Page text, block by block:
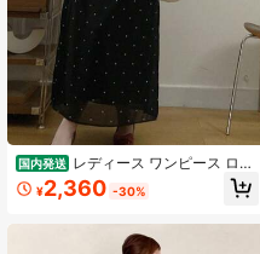
国内発送 レディース ワンピース ロン
グワンピース マキシ丈 ドット柄 水
玉 半袖 フリル袖 スクエアネック レ
ー 着痩せ 脚長効果 骨格ウェーブ 大
人可愛い フェミニン デート 黒 ブラ
¥2,360 -30%